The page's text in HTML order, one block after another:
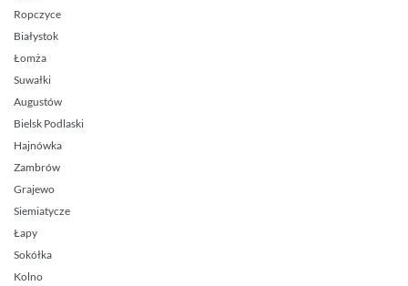
Ropczyce
Białystok
Łomża
Suwałki
Augustów
Bielsk Podlaski
Hajnówka
Zambrów
Grajewo
Siemiatycze
Łapy
Sokółka
Kolno